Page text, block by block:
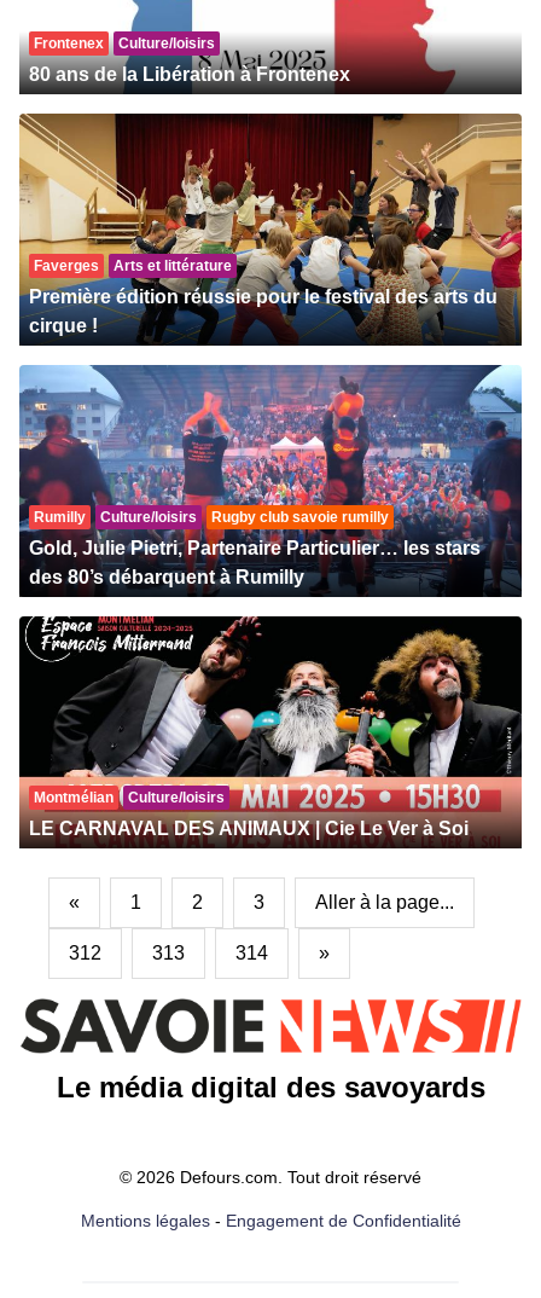
Frontenex Culture/loisirs
80 ans de la Libération à Frontenex
Faverges Arts et littérature
Première édition réussie pour le festival des arts du
cirque !
Rumilly Culture/loisirs Rugby club savoie rumilly
Gold, Julie Pietri, Partenaire Particulier… les stars
des 80’s débarquent à Rumilly
Montmélian Culture/loisirs
LE CARNAVAL DES ANIMAUX | Cie Le Ver à Soi
« 1 2 3 Aller à la page...
312 313 314 »
Le média digital des savoyards
© 2026 Defours.com. Tout droit réservé
Mentions légales- Engagement de Confidentialité